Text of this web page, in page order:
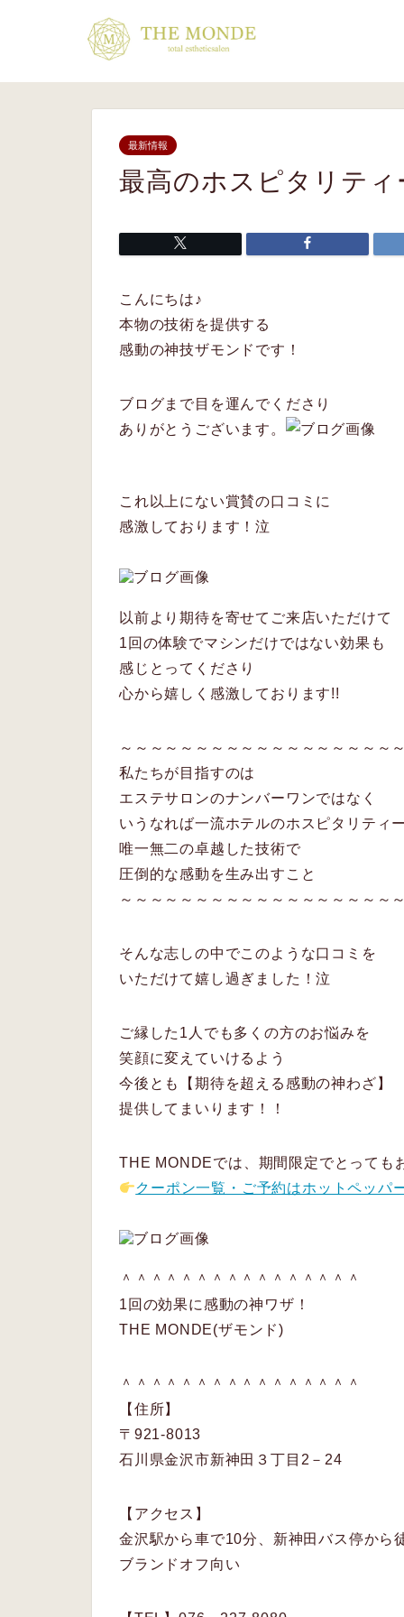
最新情報
最高のホスピタリテ
こんにちは♪
本物の技術を提供する
感動の神技ザモンドです！
ブログまで目を運んでくださり
ありがとうございます。
これ以上にない賞賛の口コミに
感激しております！泣
以前より期待を寄せてご来店いただけて
1回の体験でマシンだけではない効果も
感じとってくださり
心から嬉しく感激しております!!
～～～～～～～～～～～～～～～～～～
私たちが目指すのは
エステサロンのナンバーワンではなく
いうなれば一流ホテルのホスピタリティ
唯一無二の卓越した技術で
圧倒的な感動を生み出すこと
～～～～～～～～～～～～～～～～～～
そんな志しの中でこのような口コミを
いただけて嬉し過ぎました！泣
ご縁した1人でも多くの方のお悩みを
笑顔に変えていけるよう
今後とも【期待を超える感動の神わざ】
提供してまいります！！
THE MONDEでは、期間限定でとっても
クーポン一覧・ご予約はホットペッパ
＾＾＾＾＾＾＾＾＾＾＾＾＾＾＾＾
1回の効果に感動の神ワザ！
THE MONDE(ザモンド)
＾＾＾＾＾＾＾＾＾＾＾＾＾＾＾＾
【住所】
〒921-8013
石川県金沢市新神田３丁目2－24
【アクセス】
金沢駅から車で10分、新神田バス停から
ブランドオフ向い